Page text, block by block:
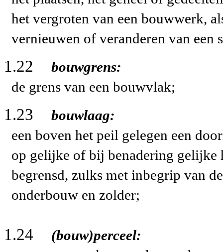
het vergroten van een bouwwerk,
vernieuwen of veranderen van een
1.22
bouwgrens:
de grens van een bouwvlak;
1.23
bouwlaag:
een boven het peil gelegen een
op gelijke of bij benadering gelijke
begrensd, zulks met inbegrip van
onderbouw en zolder;
1.24
(bouw)perceel: